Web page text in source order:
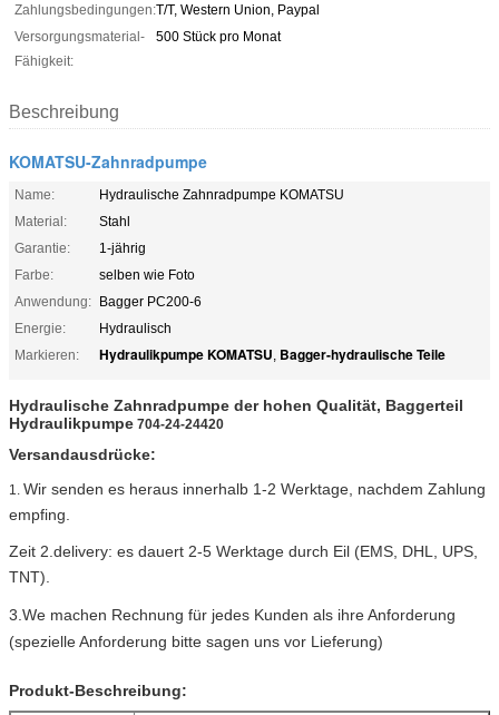
Zahlungsbedingungen:T/T, Western Union, Paypal
Versorgungsmaterial-
Fähigkeit:
500 Stück pro Monat
Beschreibung
KOMATSU-Zahnradpumpe
Name:
Hydraulische Zahnradpumpe KOMATSU
Material:
Stahl
Garantie:
1-jährig
Farbe:
selben wie Foto
Anwendung: Bagger PC200-6
Energie:
Hydraulisch
Markieren:
Hydraulikpumpe KOMATSU, Bagger-hydraulische Teile
Hydraulische Zahnradpumpe der hohen Qualität, Baggerteil
Hydraulikpumpe 704-24-24420
Versandausdrücke:
1. Wir senden es heraus innerhalb 1-2 Werktage, nachdem Zahlung
empfing.
Zeit 2.delivery: es dauert 2-5 Werktage durch Eil (EMS, DHL, UPS,
TNT).
3.We machen Rechnung für jedes Kunden als ihre Anforderung
(spezielle Anforderung bitte sagen uns vor Lieferung)
Produkt-Beschreibung: